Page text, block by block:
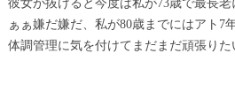
彼女が抜けると今度は私が73歳で最長老
ぁぁ嫌だ嫌だ、私が80歳までにはアト7
体調管理に気を付けてまだまだ頑張り